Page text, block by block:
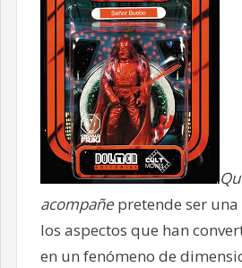
acompañepretende ser
los aspectos que han
en un fenómeno de